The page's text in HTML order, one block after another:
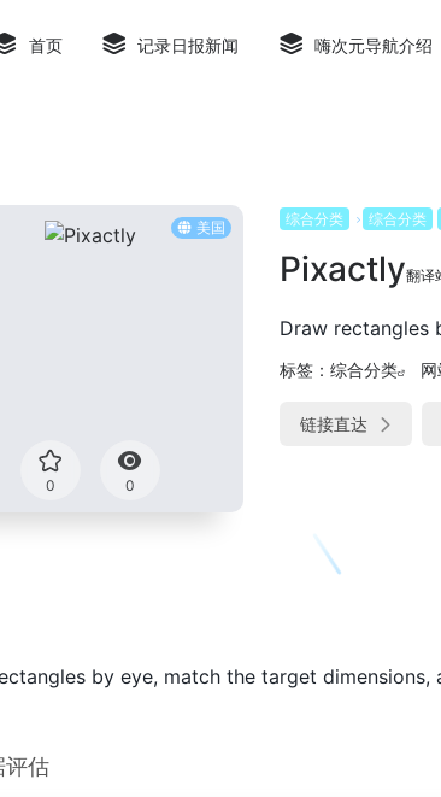
首页 记录日报新闻 嗨次元导航介绍
美国
0 0
综合分类 综合分类
Pixactly翻译
Draw rectangles
标签： 综合分类
链接直达
by eye, match the target
评估